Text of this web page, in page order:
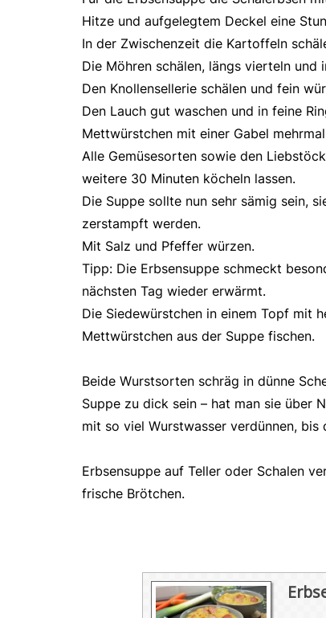
Hitze und aufgelegtem Deckel eine
In der Zwischenzeit die Kartoffeln
Die Möhren schälen, längs vierteln und
Den Knollensellerie schälen und fein
Den Lauch gut waschen und in feine
Mettwürstchen mit einer Gabel
Alle Gemüsesorten sowie den
weitere 30 Minuten köcheln lassen.
Die Suppe sollte nun sehr sämig sein,
zerstampft werden.
Mit Salz und Pfeffer würzen.
Tipp: Die Erbsensuppe schmeckt
nächsten Tag wieder erwärmt.
Die Siedewürstchen in einem Topf mit
Mettwürstchen aus der Suppe fischen.
Beide Wurstsorten schräg in dünne
Suppe zu dick sein – hat man sie über
mit so viel Wurstwasser verdünnen,
Erbsensuppe auf Teller oder Schalen
frische Brötchen.